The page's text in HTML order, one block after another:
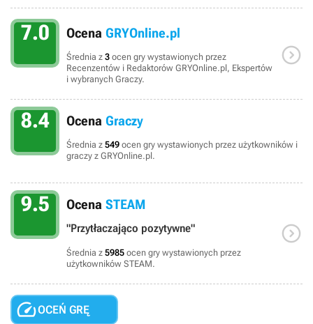
7.0 Ocena GRYOnline.pl
Średnia z 3 ocen gry wystawionych przez
Recenzentów i Redaktorów GRYOnline.pl, Ekspertów
i wybranych Graczy.

8.4 Ocena Graczy
Średnia z 549 ocen gry wystawionych przez użytkowników i
graczy z GRYOnline.pl.
9.5 Ocena STEAM
"Przytłaczająco pozytywne"
Średnia z 5985 ocen gry wystawionych przez
użytkowników STEAM.

OCEŃ GRĘ